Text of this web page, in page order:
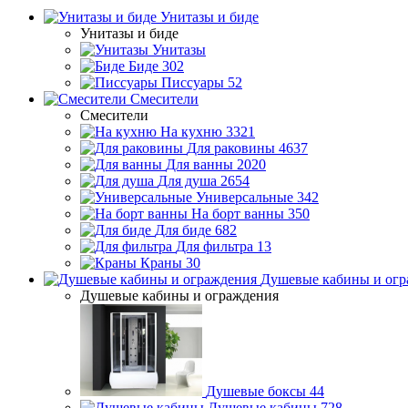
Унитазы и биде
Унитазы и биде
Унитазы
Биде 302
Писсуары 52
Смесители
Смесители
На кухню 3321
Для раковины 4637
Для ванны 2020
Для душа 2654
Универсальные 342
На борт ванны 350
Для биде 682
Для фильтра 13
Краны 30
Душевые кабины и
Душевые кабины и ограждения
Душевые боксы 44